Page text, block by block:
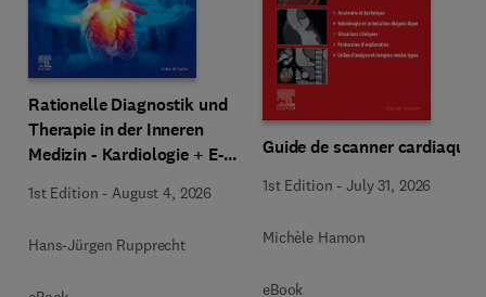
Rationelle Diagnostik und
Therapie in der Inneren
Medizin - Kardiologie + E-
1st Edition -August 4, 2026
Hans-Jürgen Rupprecht
Guide de scanner cardiaque
1st Edition -July 31, 2026
Michèle Hamon
eBook